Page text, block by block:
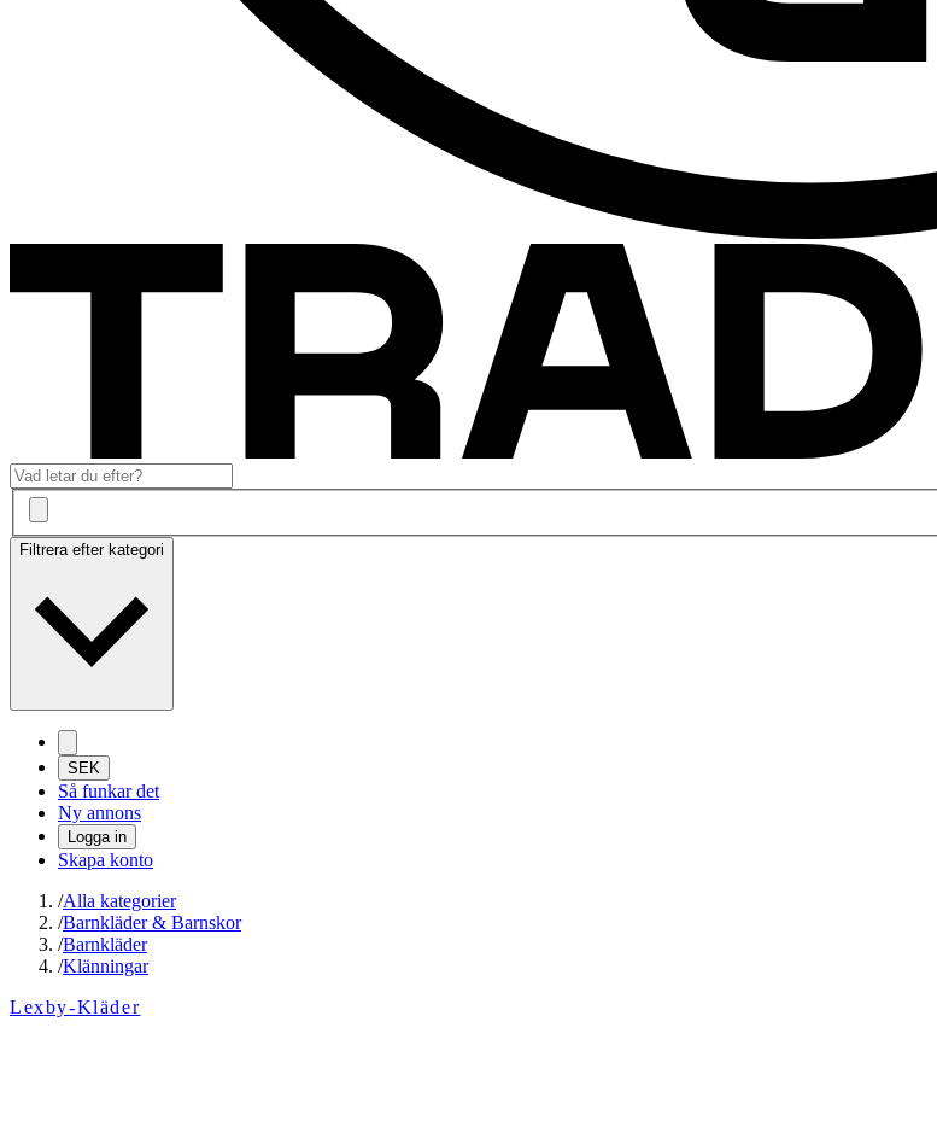
Filtrera efter kategori
SEK
Så funkar det
Ny annons
Logga in
Skapa konto
/Alla kategorier
/Barnkläder & Barnskor
/Barnkläder
/Klänningar
Lexby-Kläder